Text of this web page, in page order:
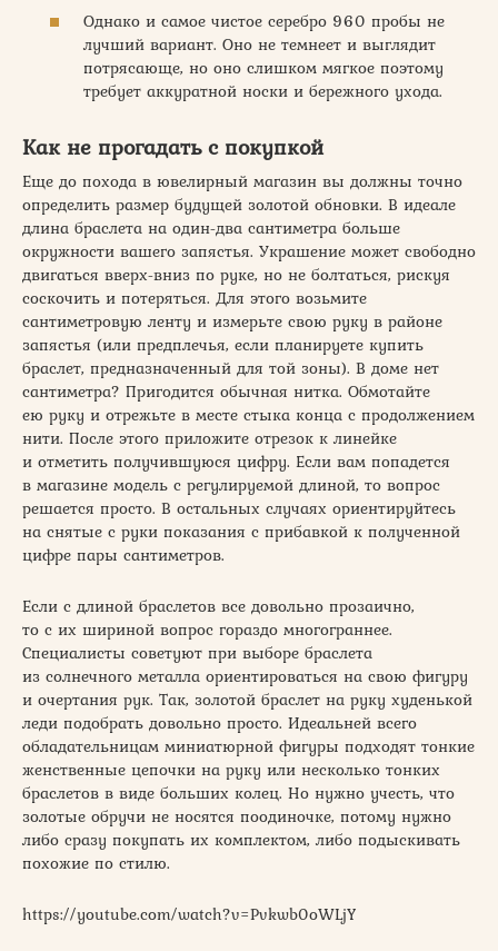
Однако и самое чистое серебро 960 пробы не
лучший вариант. Оно не темнеет и выглядит
потрясающе, но оно слишком мягкое поэтому
требует аккуратной носки и бережного ухода.
Как не прогадать с покупкой
Еще до похода в ювелирный магазин вы должны точно
определить размер будущей золотой обновки. В идеале
длина браслета на один-два сантиметра больше
окружности вашего запястья. Украшение может свободно
двигаться вверх-вниз по руке, но не болтаться, рискуя
соскочить и потеряться. Для этого возьмите
сантиметровую ленту и измерьте свою руку в районе
запястья (или предплечья, если планируете купить
браслет, предназначенный для той зоны). В доме нет
сантиметра? Пригодится обычная нитка. Обмотайте
ею руку и отрежьте в месте стыка конца с продолжением
нити. После этого приложите отрезок к линейке
и отметить получившуюся цифру. Если вам попадется
в магазине модель с регулируемой длиной, то вопрос
решается просто. В остальных случаях ориентируйтесь
на снятые с руки показания с прибавкой к полученной
цифре пары сантиметров.
Если с длиной браслетов все довольно прозаично,
то с их шириной вопрос гораздо многограннее.
Специалисты советуют при выборе браслета
из солнечного металла ориентироваться на свою фигуру
и очертания рук. Так, золотой браслет на руку худенькой
леди подобрать довольно просто. Идеальней всего
обладательницам миниатюрной фигуры подходят тонкие
женственные цепочки на руку или несколько тонких
браслетов в виде больших колец. Но нужно учесть, что
золотые обручи не носятся поодиночке, потому нужно
либо сразу покупать их комплектом, либо подыскивать
похожие по стилю.
https://youtube.com/watch?v=Pvkwb0oWLjY